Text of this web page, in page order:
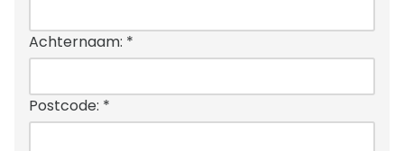
Achternaam: *
Postcode: *